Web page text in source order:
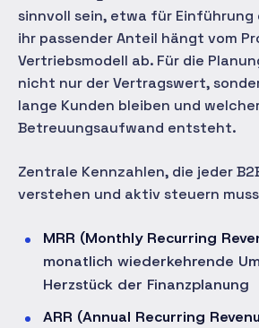
sinnvoll sein, etwa für Einführung
ihr passender Anteil hängt vom
Vertriebsmodell ab. Für die
nicht nur der Vertragswert,
lange Kunden bleiben und
Betreuungsaufwand entsteht.
Zentrale Kennzahlen, die jeder
verstehen und aktiv steuern
MRR (Monthly Recurring
monatlich wiederkehrende
Herzstück der Finanzplanung
ARR (Annual Recurring